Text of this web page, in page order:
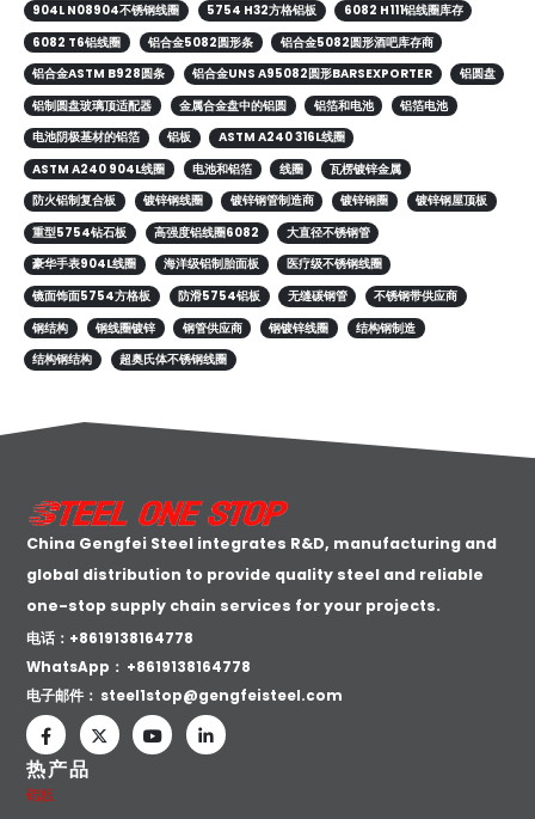
904L N08904不锈钢线圈
5754 H32方格铝板
6082 H111铝线圈库存
6082 T6铝线圈
铝合金5082圆形条
铝合金5082圆形酒吧库存商
铝合金ASTM B928圆条
铝合金UNS A95082圆形BARSEXPORTER
铝圆盘
铝制圆盘玻璃顶适配器
金属合金盘中的铝圆 铝箔和电池
铝箔电池
电池阴极基材的铝箔
铝板
ASTM A240 316L线圈
ASTM A240 904L线圈
电池和铝箔 线圈
瓦楞镀锌金属
防火铝制复合板
镀锌钢线圈 镀锌钢管制造商 镀锌钢圈
镀锌钢屋顶板
重型5754钻石板
高强度铝线圈6082
大直径不锈钢管
豪华手表904L线圈
海洋级铝制胎面板
医疗级不锈钢线圈
镜面饰面5754方格板
防滑5754铝板 无缝碳钢管
不锈钢带供应商
钢结构
钢线圈镀锌 钢管供应商 钢镀锌线圈
结构钢制造
结构钢结构
超奥氏体不锈钢线圈
China Gengfei Steel integrates R&D, manufacturing and
global distribution to provide quality steel and reliable
one-stop supply chain services for your projects.
电话：+8619138164778
WhatsApp： +8619138164778
电子邮件： steel1stop@gengfeisteel.com
热产品
铝板